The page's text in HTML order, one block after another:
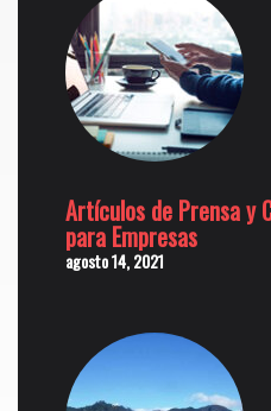
Artículos de Prensa y
para Empresas
agosto 14, 2021